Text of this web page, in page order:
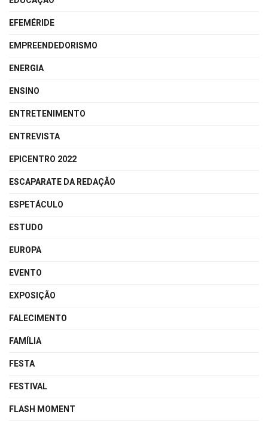
EFEMÉRIDE
EMPREENDEDORISMO
ENERGIA
ENSINO
ENTRETENIMENTO
ENTREVISTA
EPICENTRO 2022
ESCAPARATE DA REDAÇÃO
ESPETÁCULO
ESTUDO
EUROPA
EVENTO
EXPOSIÇÃO
FALECIMENTO
FAMÍLIA
FESTA
FESTIVAL
FLASH MOMENT